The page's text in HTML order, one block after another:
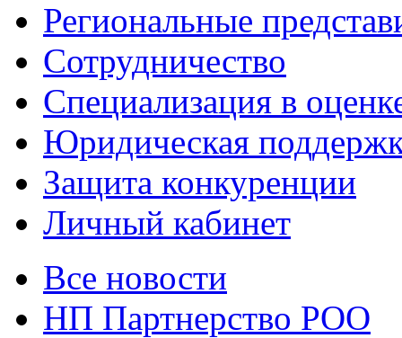
Региональные
Сотрудничество
Специализация в
Юридическая
Защита конкуренции
Личный кабинет
Все новости
НП Партнерство РОО